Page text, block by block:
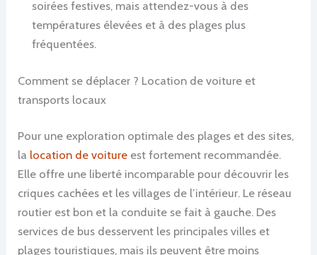
soirées festives, mais attendez-vous à des
températures élevées et à des plages plus
fréquentées.
Comment se déplacer ? Location de voiture et
transports locaux
Pour une exploration optimale des plages et des sites,
la location de voiture est fortement recommandée.
Elle offre une liberté incomparable pour découvrir les
criques cachées et les villages de l’intérieur. Le réseau
routier est bon et la conduite se fait à gauche. Des
services de bus desservent les principales villes et
plages touristiques, mais ils peuvent être moins